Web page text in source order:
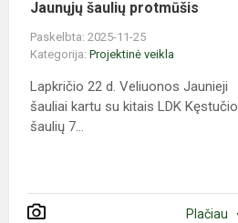
Jaunųjų šaulių protmūšis
Paskelbta: 2025-11-25
Kategorija:Projektinė veikla
Lapkričio 22 d. Veliuonos Jaunieji
šauliai kartu su kitais LDK Kęstučio
šaulių 7...
Plačiau